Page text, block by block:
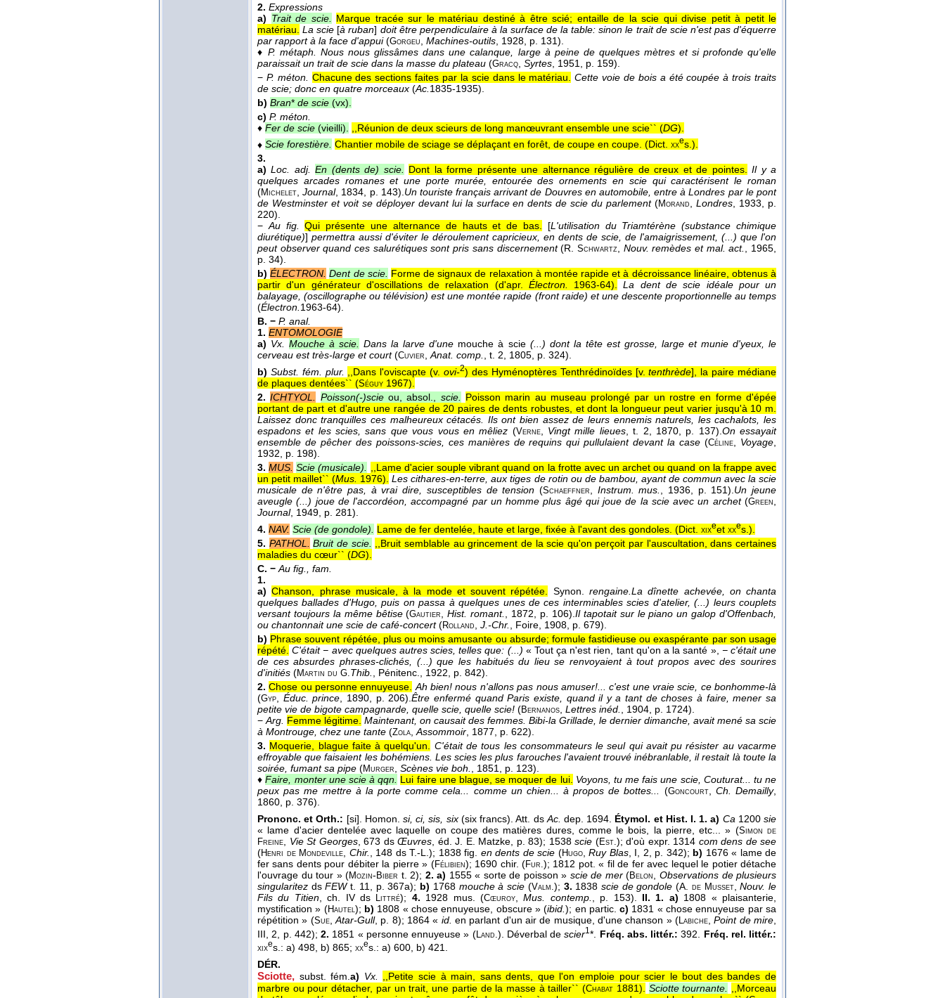
2. Expressions
a) Trait de scie.
Marque tracée sur le matériau destiné à être scié; entaille de la scie qui divise petit à petit le
matériau. La scie [à ruban] doit être perpendiculaire à la surface de la table: sinon le trait de scie n'est pas d'équerre
par rapport à la face d'appui(Gorgeu Machines-outils , 1928 , p. 131).
♦P. métaph.
Nous nous glissâmes dans une calanque, large à peine de quelques mètres et si profonde qu'elle
paraissait un trait de scie dans la masse du plateau (Gracq Syrtes , 1951
, p. 159).
− P. méton. Chacune des sections faites par la scie dans le matériau.
Cette voie de bois a été coupée à trois traits
de scie; donc en quatre morceaux (Ac. 1835-1935).
b) Bran* de scie (vx).
c) P. méton.
♦ Fer de scie (vieilli). ,,Réunion de deux scieurs de long manœuvrant ensemble une scie`` (DG).
♦ Scie forestière. Chantier mobile de sciage se déplaçant en forêt, de coupe en coupe. (Dict. xxes.).
3.
a) Loc. adj. En (dents de) scie. Dont la forme présente une alternance régulière de creux et de pointes. Il y a
quelques arcades romanes et une porte murée, entourée des ornements en scie qui caractérisent le roman
(Michelet,Journal, 1834, p. 143).Un touriste français arrivant de Douvres en automobile, entre à Londres par le pont
de Westminster et voit se déployer devant lui la surface en dents de scie du parlement(Morand,Londres, 1933, p.
220).
−Au fig. Qui présente une alternance de hauts et de bas. [L'utilisation du Triamtérène (substance chimique
diurétique)] permettra aussi d'éviter le déroulement capricieux, en dents de scie, de l'amaigrissement, (...) que l'on
peut observer quand ces salurétiques sont pris sans discernement(R. Schwartz, Nouv. remèdes et mal. act., 1965,
p. 34).
b) ÉLECTRON. Dent de scie. Forme de signaux de relaxation à montée rapide et à décroissance linéaire, obtenus à
partir d'un générateur d'oscillations de relaxation (d'apr. Électron. 1963-64). La dent de scie idéale pour un
balayage, (oscillographe ou télévision) est une montée rapide (front raide) et une descente proportionnelle au temps
(Électron.1963-64).
B. − P. anal.
1. ENTOMOLOGIE
a) Vx. Mouche à scie. Dans la larve d'une mouche à scie (...) dont la tête est grosse, large et munie d'yeux, le
cerveau est très-large et court(Cuvier,Anat. comp., t. 2, 1805, p. 324).
b) Subst. fém. plur. ,,Dans l'oviscapte (v.ovi-2) des Hyménoptères Tenthrédinoïdes [v.tenthrède], la paire médiane
de plaques dentées`` (Séguy 1967).
2. ICHTYOL. Poisson(-)scieou, absol., scie.
Poisson marin au museau prolongé par un rostre en forme d'épée
portant de part et d'autre une rangée de 20 paires de dents robustes, et dont la longueur peut varier jusqu'à 10 m.
Laissez donc tranquilles ces malheureux cétacés. Ils ont bien assez de leurs ennemis naturels, les cachalots, les
espadons et les scies, sans que vous vous en mêliez (Verne, Vingt mille lieues, t. 2 , 1870, p. 137). On essayait
ensemble de pêcher des poissons-scies, ces manières de requins qui pullulaient devant la case (Céline Voyage
1932 , p. 198).
3. MUS. Scie (musicale).
,,Lame d'acier souple vibrant quand on la frotte avec un archet ou quand on la frappe avec
un petit maillet`` (Mus. 1976). Les cithares-en-terre, aux tiges de rotin ou de bambou, ayant de commun avec la scie
musicale de n'être pas, à vrai dire, susceptibles de tension (Schaeffner Instrum. mus. , 1936, p. 151). Un jeune
aveugle (...) joue de l'accordéon, accompagné par un homme plus âgé qui joue de la scie avec un archet(Green
Journal, 1949 , p. 281).
4. NAV. Scie (de gondole). Lame de fer dentelée, haute et large, fixée à l'avant des gondoles. (Dict. xixeet xxes. ).
5. PATHOL. Bruit de scie.
,,Bruit semblable au grincement de la scie qu'on perçoit par l'auscultation, dans certaines
maladies du cœur`` (DG).
C. − Au fig., fam.
1.
a) Chanson, phrase musicale, à la mode et souvent répétée. Synon. rengaine. La dînette achevée, on chanta
quelques ballades d'Hugo, puis on passa à quelques unes de ces interminables scies d'atelier, (...) leurs couplets
versant toujours la même bêtise(Gautier ,Hist. romant. , 1872 , p. 106). Il tapotait sur le piano un galop d'Offenbach,
ou chantonnait une scie de café-concert(Rolland J.-Chr. , Foire , 1908 , p. 679).
b) Phrase souvent répétée, plus ou moins amusante ou absurde; formule fastidieuse ou exaspérante par son usage
répété. C'était − avec quelques autres scies, telles que: (...) « Tout ça n'est rien, tant qu'on a la santé », − c'était une
de ces absurdes phrases-clichés, (...) que les habitués du lieu se renvoyaient à tout propos avec des sourires
d'initiés (Martin du G. Thib. , Pénitenc. , 1922 , p. 842).
2. Chose ou personne ennuyeuse. Ah bien! nous n'allons pas nous amuser!... c'est une vraie scie, ce bonhomme-là
(Gyp Éduc. prince , 1890, p. 206).Être enfermé quand Paris existe, quand il y a tant de choses à faire, mener sa
petite vie de bigote campagnarde, quelle scie, quelle scie! (Bernanos Lettres inéd. , 1904 , p. 1724).
− Arg. Femme légitime. Maintenant, on causait des femmes. Bibi-la Grillade, le dernier dimanche, avait mené sa scie
à Montrouge, chez une tante (Zola Assommoir , 1877 , p. 622).
3. Moquerie, blague faite à quelqu'un.
C'était de tous les consommateurs le seul qui avait pu résister au vacarme
effroyable que faisaient les bohémiens. Les scies les plus farouches l'avaient trouvé inébranlable, il restait là toute la
soirée, fumant sa pipe (Murger Scènes vie boh. , 1851
, p. 123).
♦Faire, monter une scie à qqn. Lui faire une blague, se moquer de lui. Voyons, tu me fais une scie, Couturat... tu ne
peux pas me mettre à la porte comme cela... comme un chien... à propos de bottes...
(Goncourt, Ch. Demailly,
1860 , p. 376).
Prononc. et Orth.: [si]. Homon.si, ci, sis, six(six francs). Att. ds Ac. dep. 1694. Étymol. et Hist. I. 1. a) Ca 1200sie
« lame d'acier dentelée avec laquelle on coupe des matières dures, comme le bois, la pierre, etc... » (Simon de
Freine
Vie St Georges, 673 ds Œuvres , éd. J. E. Matzke, p. 83); 1538 scie (Est. ); d'où expr. 1314 com dens de see
(Henri de Mondeville Chir. , 148 ds T.-L.); 1838 fig. en dents de scie (Hugo, Ruy Blas, I, 2, p. 342); b) 1676 « lame de
fer sans dents pour débiter la pierre » (Félibien); 1690 chir. (Fur.); 1812 pot. « fil de fer avec lequel le potier détache
l'ouvrage du tour » (Mozin- Biber t. 2); 2. a) 1555 « sorte de poisson » scie de mer(Belon ,Observations de plusieurs
singularitez dsFEWt. 11, p. 367a); b) 1768 mouche à scie (Valm. ); 3. 1838 scie de gondole (A. de Musset,Nouv. le
Fils du Titien, ch. IV ds Littré); 4. 1928 mus. (Cœuroy ,Mus. contemp. , p. 153). II. 1. a) 1808 « plaisanterie,
mystification » (Hautel ); b) 1808 « chose ennuyeuse, obscure » (ibid.); en partic.c) 1831 « chose ennuyeuse par sa
répétition » (Sue,Atar-Gull, p. 8); 1864 « id. en parlant d'un air de musique, d'une chanson » ( Labiche ,Point de mire
III, 2, p. 442); 2. 1851 « personne ennuyeuse » (Land. ). Déverbal descier1*. Fréq. abs. littér.: 392. Fréq. rel. littér.:
xixes.: a) 498, b) 865; xxes.: a) 600, b) 421.
DÉR.
Sciotte, subst. fém.a) Vx.
,,Petite scie à main, sans dents, que l'on emploie pour scier le bout des bandes de
marbre ou pour détacher, par un trait, une partie de la masse à tailler`` (Chabat 1881). Sciotte tournante.
,,Morceau